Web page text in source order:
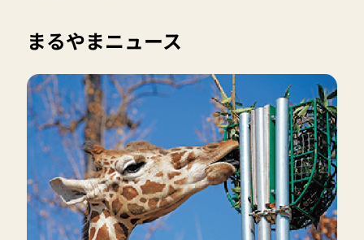
まるやまニュース